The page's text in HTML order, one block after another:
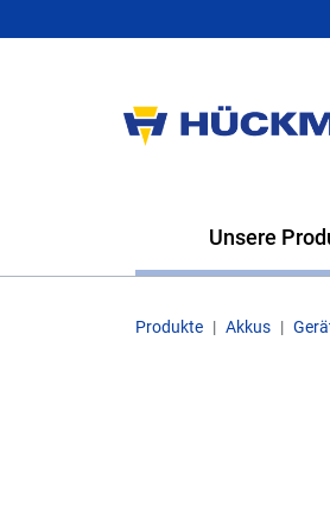
Unsere
Produkte Akkus